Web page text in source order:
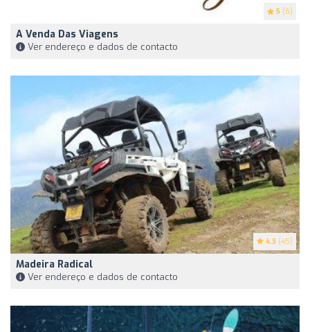
5 (6)
A Venda Das Viagens
Ver endereço e dados de contacto
4.3 (45)
Madeira Radical
Ver endereço e dados de contacto